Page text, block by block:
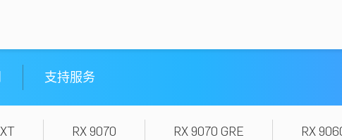
支持服务
RX 9070 RX 9070 GRE RX